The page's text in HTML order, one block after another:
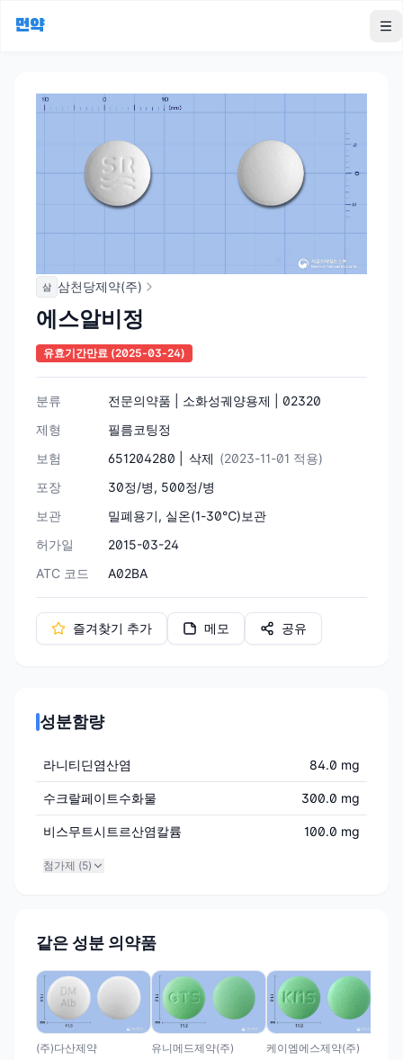
먼약
삼 삼천당제약(주)
에스알비정
유효기간만료 (2025-03-24)
분류
전문의약품 | 소화성궤양용제 | 02320
제형
필름코팅정
보험
651204280 | 삭제 (2023-11-01 적용)
포장
30정/병, 500정/병
보관
밀폐용기, 실온(1-30℃)보관
허가일
2015-03-24
ATC 코드
A02BA
즐겨찾기 추가 메모 공유
성분함량
라니티딘염산염 84.0 mg
수크랄페이트수화물 300.0 mg
비스무트시트르산염칼륨 100.0 mg
첨가제 (5)
같은 성분 의약품
(주)다산제약 유니메드제약(주) 케이엠에스제약(주)